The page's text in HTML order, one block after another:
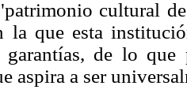
cultural
la que esta
garantías, de lo
aspira a ser